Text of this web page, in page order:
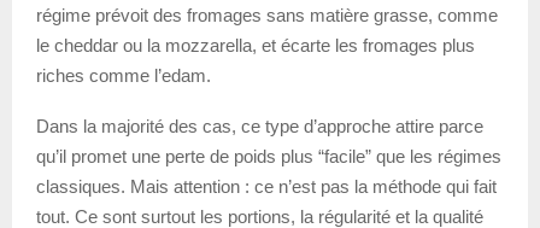
régime prévoit des fromages sans matière grasse, comme
le cheddar ou la mozzarella, et écarte les fromages plus
riches comme l’edam.
Dans la majorité des cas, ce type d’approche attire parce
qu’il promet une perte de poids plus “facile” que les régimes
classiques. Mais attention : ce n’est pas la méthode qui fait
tout. Ce sont surtout les portions, la régularité et la qualité